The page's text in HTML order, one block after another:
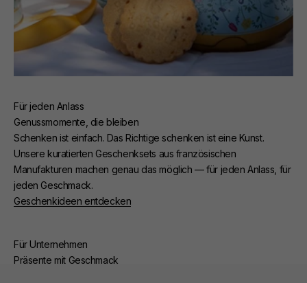
Für jeden Anlass
Genussmomente, die bleiben
Schenken ist einfach. Das Richtige schenken ist eine Kunst.
Unsere kuratierten Geschenksets aus französischen
Manufakturen machen genau das möglich — für jeden Anlass, für
jeden Geschmack.
Geschenkideen entdecken
Für Unternehmen
Präsente mit Geschmack